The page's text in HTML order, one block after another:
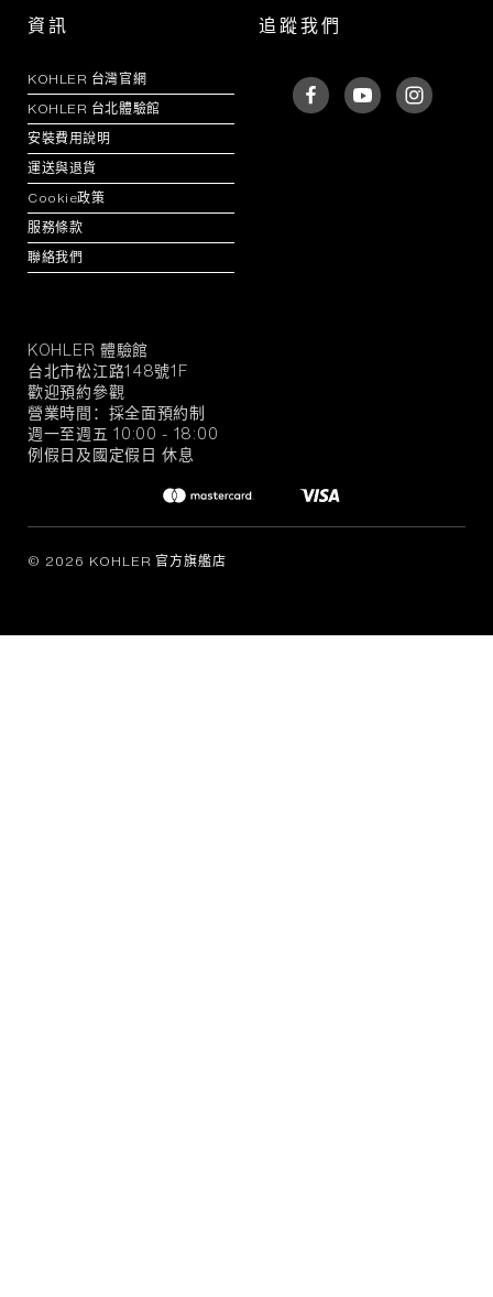
資訊
KOHLER 台灣官網
KOHLER 台北體驗館
安裝費用說明
運送與退貨
Cookie政策
服務條款
聯絡我們
追蹤我們
KOHLER
官
方
旗
艦
KOHLER 體驗館
台北市松江路148號1F
歡迎預約參觀
營業時間：採全面預約制
週一至週五 10:00 - 18:00
例假日及國定假日 休息
© 2026 KOHLER 官方旗艦店